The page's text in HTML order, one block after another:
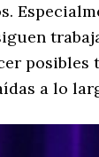
a lo